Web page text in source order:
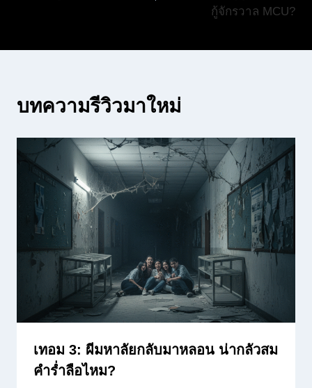
กู้จักรวาล MCU?
บทความรีวิวมาใหม่
เทอม 3: ผีมหาลัยกลับมาหลอน น่ากลัวสม
คำร่ำลือไหม?